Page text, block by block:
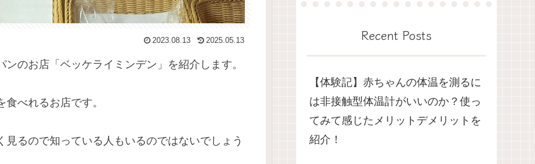
2023.08.13 2025.05.13
のお店「ベッケライミンデン」を紹介します。
べれるお店です。
るので知っている人もいるのではないでしょう
Recent Posts
【体験記】赤ちゃんの体温を測るに
は非接触型体温計がいいのか？使っ
てみて感じたメリットデメリットを
紹介！